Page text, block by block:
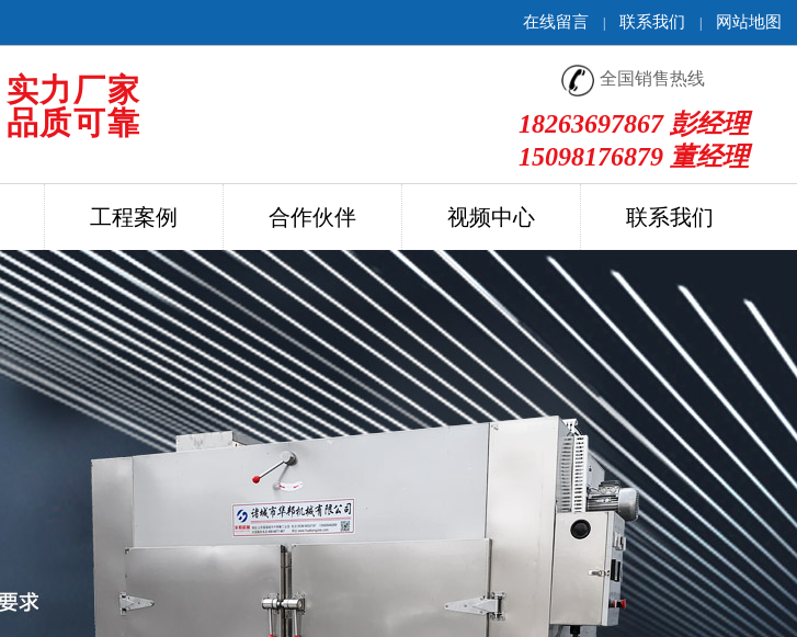
在线留言 联系我们 网站地图
实力厂家
品质可靠
全国销售热线
18263697867 彭经理
15098176879 董经理
工程案例 合作伙伴 视频中心 联系我们